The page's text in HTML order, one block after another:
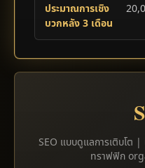
ประมาณการเชิง
บวกหลัง 3 เดือน
SEO แบบดูแลการเติบโต
ทราฟฟิก